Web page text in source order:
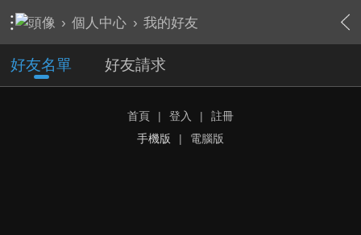
› 個人中心 › 我的好友
好友名單 好友請求
首頁 | 登入 |
註冊
手機版
| 電腦版